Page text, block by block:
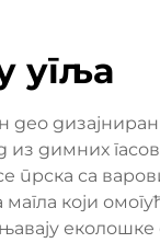
угља
део
димних
прска са
који